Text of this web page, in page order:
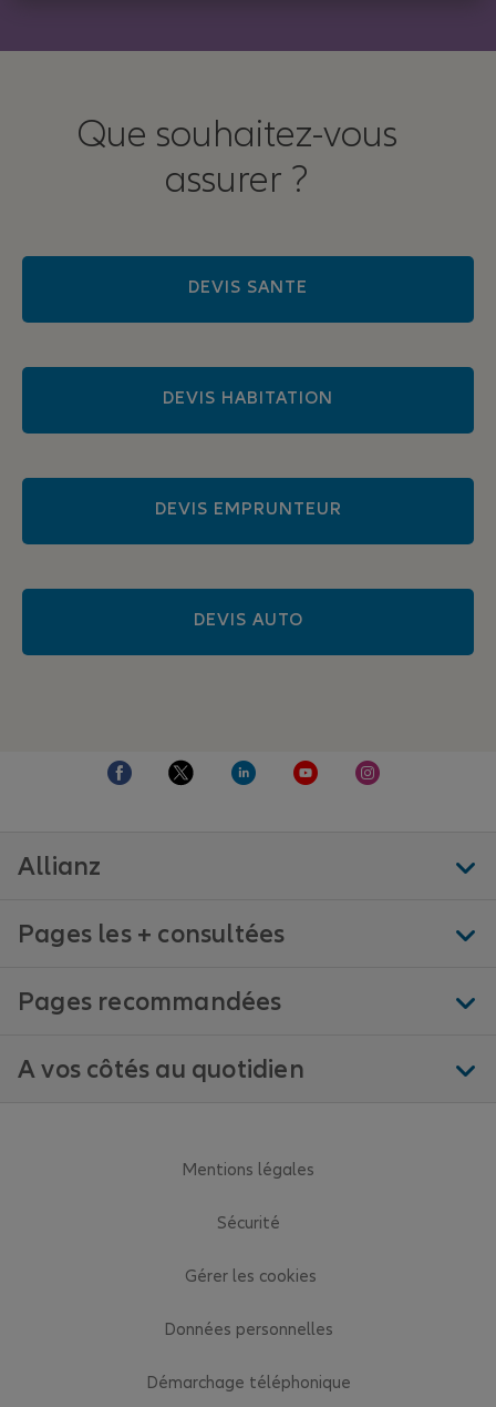
Que souhaitez-vous
assurer ?
DEVIS SANTE
DEVIS HABITATION
DEVIS EMPRUNTEUR
DEVIS AUTO
Allianz
Pages les + consultées
Pages recommandées
A vos côtés au quotidien
Mentions légales
Sécurité
Gérer les cookies
Données personnelles
Démarchage téléphonique